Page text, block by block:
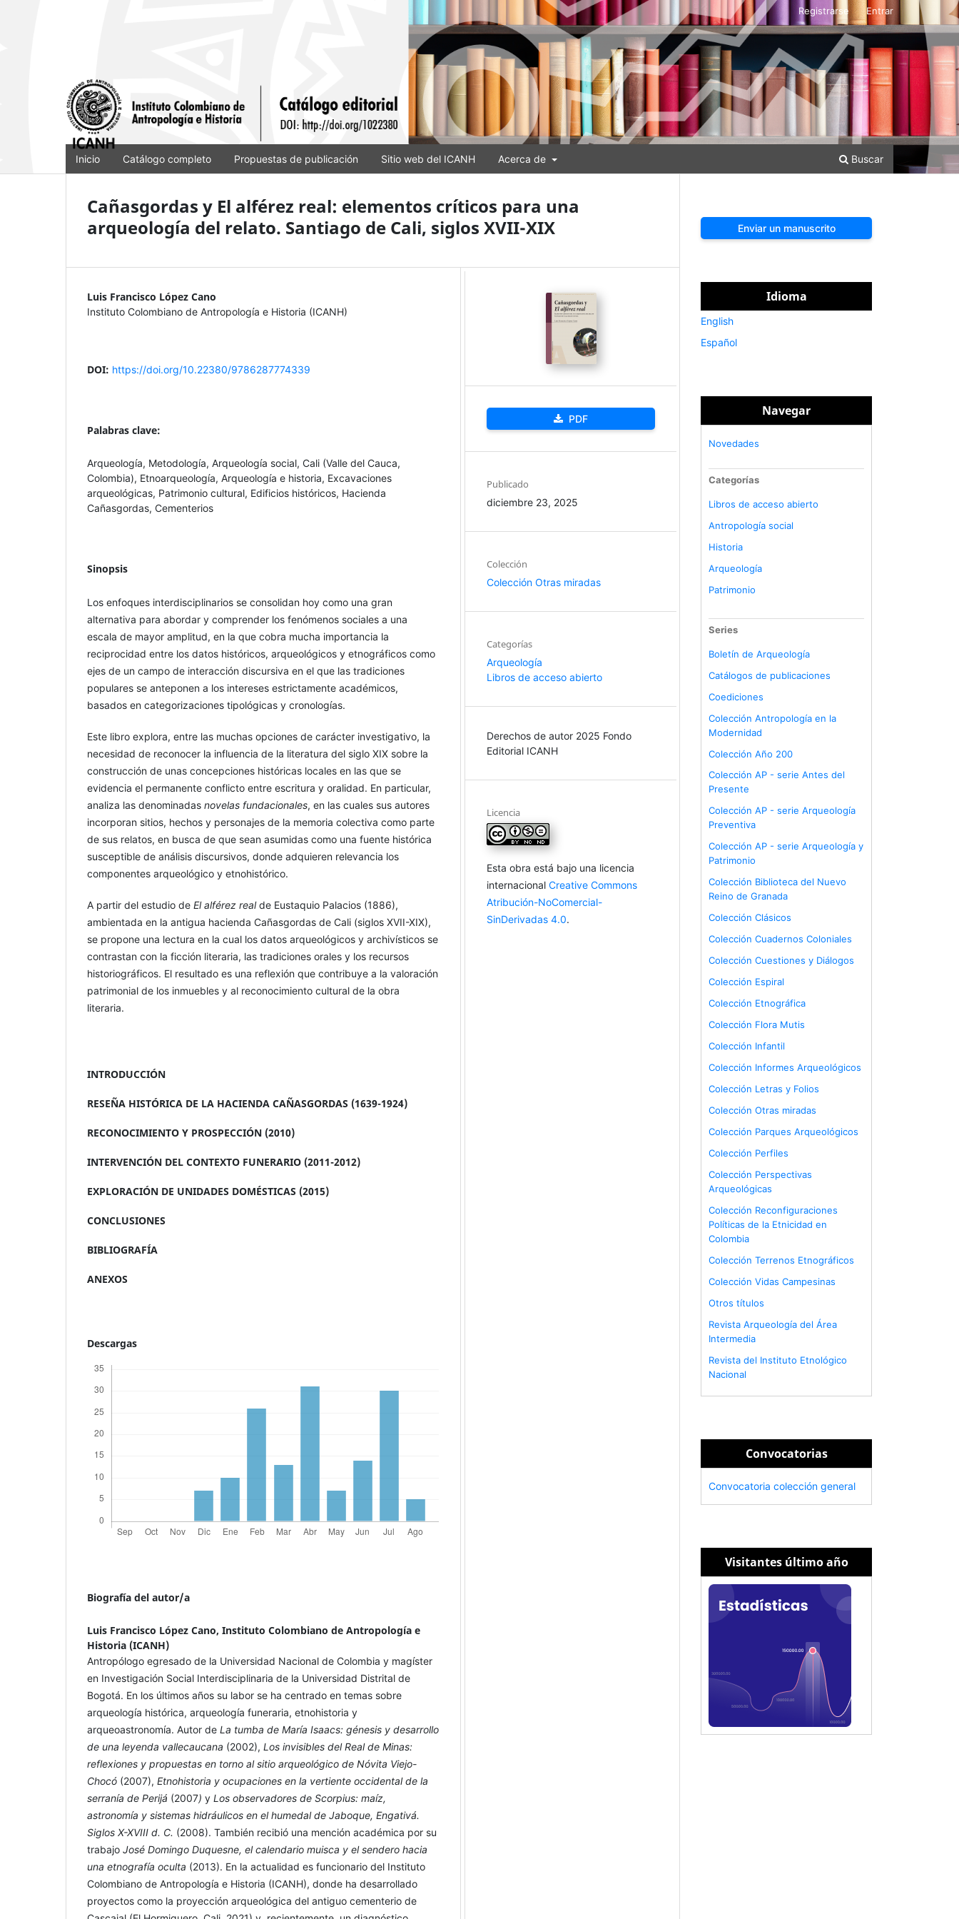
Inicio Catálogo completo Propuestas de publicación Sitio web del ICANH Acerca de Buscar
Registrarse Entrar
Cañasgordas y El alférez real: elementos críticos para una
arqueología del relato. Santiago de Cali, siglos XVII-XIX
Luis Francisco López Cano
Instituto Colombiano de Antropología e Historia (ICANH)
DOI: https://doi.org/10.22380/9786287774339
Palabras clave:
Arqueología, Metodología, Arqueología social, Cali (Valle del Cauca,
Colombia), Etnoarqueología, Arqueología e historia, Excavaciones
arqueológicas, Patrimonio cultural, Edificios históricos, Hacienda
Cañasgordas, Cementerios
Sinopsis
Los enfoques interdisciplinarios se consolidan hoy como una gran
alternativa para abordar y comprender los fenómenos sociales a una
escala de mayor amplitud, en la que cobra mucha importancia la
reciprocidad entre los datos históricos, arqueológicos y etnográficos como
ejes de un campo de interacción discursiva en el que las tradiciones
populares se anteponen a los intereses estrictamente académicos,
basados en categorizaciones tipológicas y cronologías.
Este libro explora, entre las muchas opciones de carácter investigativo, la
necesidad de reconocer la influencia de la literatura del siglo XIX sobre la
construcción de unas concepciones históricas locales en las que se
evidencia el permanente conflicto entre escritura y oralidad. En particular,
analiza las denominadas novelas fundacionales, en las cuales sus autores
incorporan sitios, hechos y personajes de la memoria colectiva como parte
de sus relatos, en busca de que sean asumidas como una fuente histórica
susceptible de análisis discursivos, donde adquieren relevancia los
componentes arqueológico y etnohistórico.
A partir del estudio de El alférez realde Eustaquio Palacios (1886),
ambientada en la antigua hacienda Cañasgordas de Cali (siglos XVII-XIX),
se propone una lectura en la cual los datos arqueológicos y archivísticos se
contrastan con la ficción literaria, las tradiciones orales y los recursos
historiográficos. El resultado es una reflexión que contribuye a la valoración
patrimonial de los inmuebles y al reconocimiento cultural de la obra
literaria.
INTRODUCCIÓN
RESEÑA HISTÓRICA DE LA HACIENDA CAÑASGORDAS (1639-1924)
RECONOCIMIENTO Y PROSPECCIÓN (2010)
INTERVENCIÓN DEL CONTEXTO FUNERARIO (2011-2012)
EXPLORACIÓN DE UNIDADES DOMÉSTICAS (2015)
CONCLUSIONES
BIBLIOGRAFÍA
ANEXOS
Descargas
Biografía del autor/a
Luis Francisco López Cano, Instituto Colombiano de Antropología e
Historia (ICANH)
Antropólogo egresado de la Universidad Nacional de Colombia y magíster
en Investigación Social Interdisciplinaria de la Universidad Distrital de
Bogotá. En los últimos años su labor se ha centrado en temas sobre
arqueología histórica, arqueología funeraria, etnohistoria y
arqueoastronomía. Autor de La tumba de María Isaacs: génesis y desarrollo
de una leyenda vallecaucana (2002), Los invisibles del Real de Minas:
reflexiones y propuestas en torno al sitio arqueológico de Nóvita Viejo-
Chocó (2007), Etnohistoria y ocupaciones en la vertiente occidental de la
serranía de Perijá (2007) y Los observadores de Scorpius: maíz,
astronomía y sistemas hidráulicos en el humedal de Jaboque, Engativá.
Siglos X-XVIII d. C. (2008). También recibió una mención académica por su
trabajo José Domingo Duquesne, el calendario muisca y el sendero hacia
una etnografía oculta (2013). En la actualidad es funcionario del Instituto
Colombiano de Antropología e Historia (ICANH), donde ha desarrollado
proyectos como la proyección arqueológica del antiguo cementerio de
PDF
Publicado
diciembre 23, 2025
Colección
Colección Otras miradas
Categorías
Arqueología
Libros de acceso abierto
Derechos de autor 2025 Fondo
Editorial ICANH
Licencia
Esta obra está bajo una licencia
internacional Creative Commons
Atribución-NoComercial-
SinDerivadas 4.0.
Enviar un manuscrito
Idioma
English
Español
Navegar
Novedades
Categorías
Libros de acceso abierto
Antropología social
Historia
Arqueología
Patrimonio
Series
Boletín de Arqueología
Catálogos de publicaciones
Coediciones
Colección Antropología en la
Modernidad
Colección Año 200
Colección AP - serie Antes del
Presente
Colección AP - serie Arqueología
Preventiva
Colección AP - serie Arqueología y
Patrimonio
Colección Biblioteca del Nuevo
Reino de Granada
Colección Clásicos
Colección Cuadernos Coloniales
Colección Cuestiones y Diálogos
Colección Espiral
Colección Etnográfica
Colección Flora Mutis
Colección Infantil
Colección Informes Arqueológicos
Colección Letras y Folios
Colección Otras miradas
Colección Parques Arqueológicos
Colección Perfiles
Colección Perspectivas
Arqueológicas
Colección Reconfiguraciones
Políticas de la Etnicidad en
Colombia
Colección Terrenos Etnográficos
Colección Vidas Campesinas
Otros títulos
Revista Arqueología del Área
Intermedia
Revista del Instituto Etnológico
Nacional
Convocatorias
Convocatoria colección general
Visitantes último año